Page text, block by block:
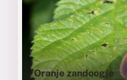
Oranje zandoogje